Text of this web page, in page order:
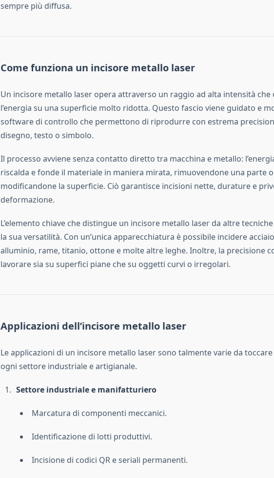
sempre più diffusa.
Come funziona un incisore metallo laser
Un incisore metallo laser opera attraverso un raggio ad alta intensità che
l’energia su una superficie molto ridotta. Questo fascio viene guidato e
software di controllo che permettono di riprodurre con estrema
disegno, testo o simbolo.
Il processo avviene senza contatto diretto tra macchina e metallo:
riscalda e fonde il materiale in maniera mirata, rimuovendone una parte o
modificandone la superficie. Ciò garantisce incisioni nette, durature e
deformazione.
L’elemento chiave che distingue un incisore metallo laser da altre
la sua versatilità. Con un’unica apparecchiatura è possibile incidere
alluminio, rame, titanio, ottone e molte altre leghe. Inoltre, la precisione
lavorare sia su superfici piane che su oggetti curvi o irregolari.
Applicazioni dell’incisore metallo laser
Le applicazioni di un incisore metallo laser sono talmente varie da
ogni settore industriale e artigianale.
Settore industriale e manifatturiero
Marcatura di componenti meccanici.
Identificazione di lotti produttivi.
Incisione di codici QR e seriali permanenti.